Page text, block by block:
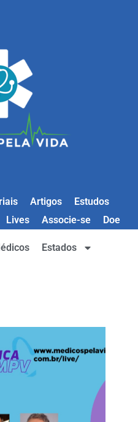
Artigos
Estudos
Lives Associe-se Doe
Estados